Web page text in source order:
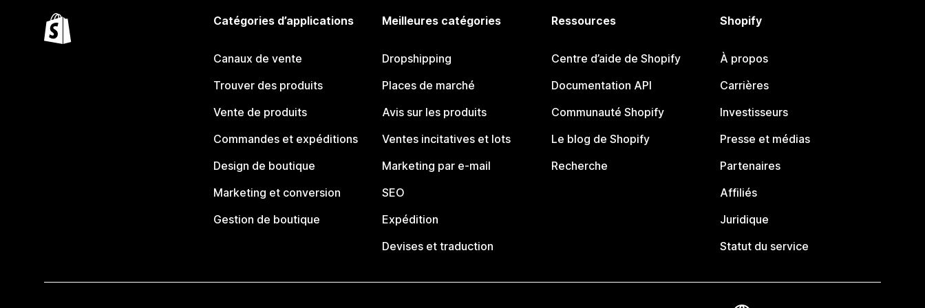
Catégories d’applications
Canaux de vente
Trouver des produits
Vente de produits
Commandes et expéditions
Design de boutique
Marketing et conversion
Gestion de boutique
Meilleures catégories
Dropshipping
Places de marché
Avis sur les produits
Ventes incitatives et lots
Marketing par e-mail
SEO
Expédition
Devises et traduction
Ressources
Centre d’aide de Shopify
Documentation API
Communauté Shopify
Le blog de Shopify
Recherche
Shopify
À propos
Carrières
Investisseurs
Presse et médias
Partenaires
Affiliés
Juridique
Statut du service